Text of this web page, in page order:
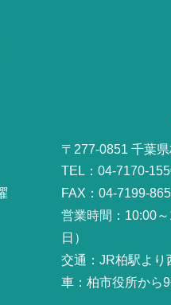
〒277-0851 千葉
TEL：04-7170-
FAX：04-7199-
営業時間：10:00
日）
交通：JR柏駅より
車：柏市役所から